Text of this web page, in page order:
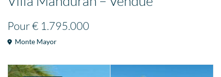
Pour€ 1.795.000
Monte Mayor